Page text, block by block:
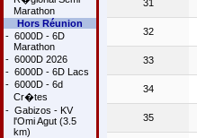
Marathon
Hors Réunion
- 6000D - 6D
Marathon
- 6000D 2026
- 6000D - 6D Lacs
- 6000D - 6d
Cr�tes
- Gabizos - KV
l'Omi Agut (3.5
km)
31
32
33
34
35